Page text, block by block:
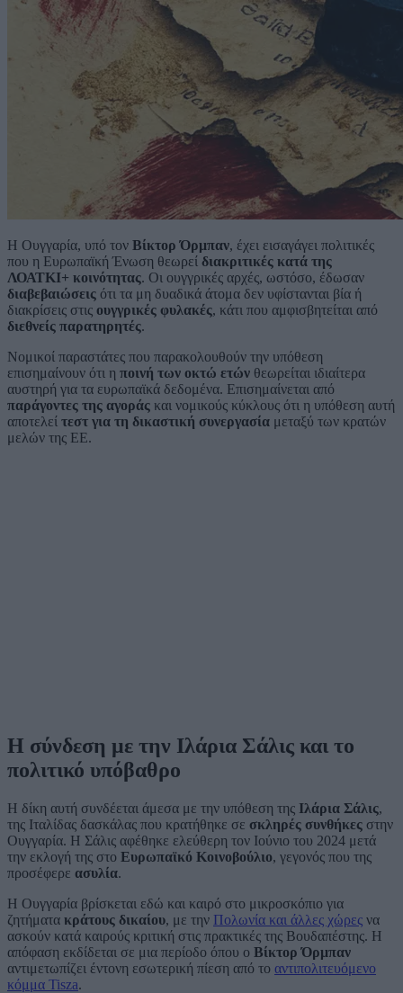
Η Ουγγαρία, υπό τον Βίκτορ Όρμπαν, έχει εισαγάγει πολιτικές
που η Ευρωπαϊκή Ένωση θεωρεί διακριτικές κατά της
ΛΟΑΤΚΙ+ κοινότητας. Οι ουγγρικές αρχές, ωστόσο, έδωσαν
διαβεβαιώσεις ότι τα μη δυαδικά άτομα δεν υφίστανται βία ή
διακρίσεις στις ουγγρικές φυλακές, κάτι που αμφισβητείται από
διεθνείς παρατηρητές.
Νομικοί παραστάτες που παρακολουθούν την υπόθεση
επισημαίνουν ότι η ποινή των οκτώ ετών θεωρείται ιδιαίτερα
αυστηρή για τα ευρωπαϊκά δεδομένα. Επισημαίνεται από
παράγοντες της αγοράς και νομικούς κύκλους ότι η υπόθεση αυτή
αποτελεί τεστ για τη δικαστική συνεργασία μεταξύ των κρατών
μελών της ΕΕ.
Η σύνδεση με την Ιλάρια Σάλις και το
πολιτικό υπόβαθρο
Η δίκη αυτή συνδέεται άμεσα με την υπόθεση της Ιλάρια Σάλις,
της Ιταλίδας δασκάλας που κρατήθηκε σε σκληρές συνθήκες στην
Ουγγαρία. Η Σάλις αφέθηκε ελεύθερη τον Ιούνιο του 2024 μετά
την εκλογή της στο Ευρωπαϊκό Κοινοβούλιο, γεγονός που της
προσέφερε ασυλία.
Η Ουγγαρία βρίσκεται εδώ και καιρό στο μικροσκόπιο για
ζητήματα κράτους δικαίου, με την Πολωνία και άλλες χώρες να
ασκούν κατά καιρούς κριτική στις πρακτικές της Βουδαπέστης. Η
απόφαση εκδίδεται σε μια περίοδο όπου ο Βίκτορ Όρμπαν
αντιμετωπίζει έντονη εσωτερική πίεση από το αντιπολιτευόμενο
κόμμα Tisza.